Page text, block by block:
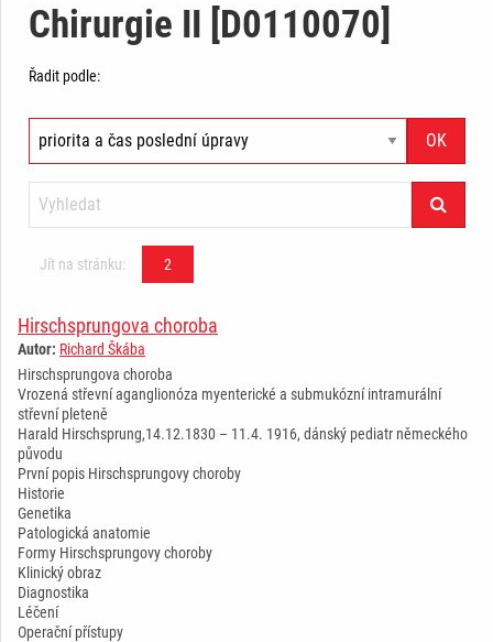
Chirurgie II [D0110070]
Řadit podle:
Jít na stránku: 2
Hirschsprungova choroba
Autor: Richard Škába
Hirschsprungova choroba
Vrozená střevní aganglionóza myenterické a submukózní intramurální
střevní pleteně
Harald Hirschsprung,14.12.1830 – 11.4. 1916, dánský pediatr německého
původu
První popis Hirschsprungovy choroby
Historie
Genetika
Patologická anatomie
Formy Hirschsprungovy choroby
Klinický obraz
Diagnostika
Léčení
Operační přístupy